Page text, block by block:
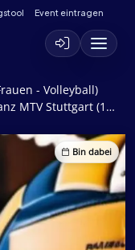
Event eintragen
- Volleyball)
MTV Stuttgart (1:3)
Bin dabei